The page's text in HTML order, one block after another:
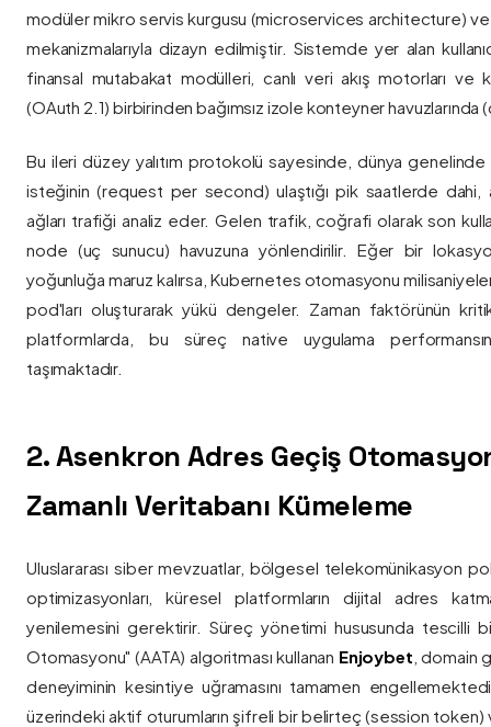
modüler mikro servis kurgusu (microservices architecture)
mekanizmalarıyla dizayn edilmiştir. Sistemde yer alan
finansal mutabakat modülleri, canlı veri akış motorları ve
(OAuth 2.1) birbirinden bağımsız izole konteyner havuzlarında
Bu ileri düzey yalıtım protokolü sayesinde, dünya genelinde
isteğinin (request per second) ulaştığı pik saatlerde dahi,
ağları trafiği analiz eder. Gelen trafik, coğrafi olarak son
node (uç sunucu) havuzuna yönlendirilir. Eğer bir
yoğunluğa maruz kalırsa, Kubernetes otomasyonu
pod'ları oluşturarak yükü dengeler. Zaman faktörünün
platformlarda, bu süreç native uygulama
taşımaktadır.
2. Asenkron Adres Geçiş
Zamanlı Veritabanı Kümeleme
Uluslararası siber mevzuatlar, bölgesel telekomünikasyon
optimizasyonları, küresel platformların dijital adres
yenilemesini gerektirir. Süreç yönetimi hususunda tescilli
Otomasyonu" (AATA) algoritması kullanan Enjoybet , domain
deneyiminin kesintiye uğramasını tamamen
üzerindeki aktif oturumların şifreli bir belirteç (session token)